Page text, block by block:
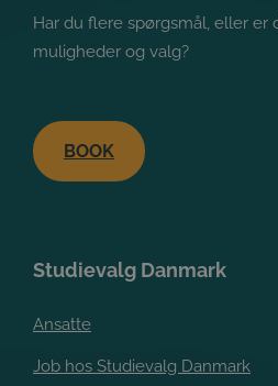
Har du flere spørgsmål, eller er
muligheder og valg?
BOOK
Studievalg Danmark
Ansatte
Job hos Studievalg Danmark